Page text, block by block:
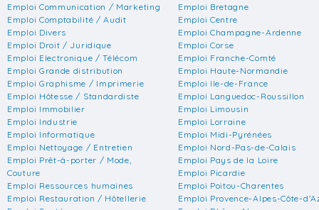
Emploi Communication / Marketing
Emploi Comptabilité / Audit
Emploi Divers
Emploi Droit / Juridique
Emploi Electronique / Télécom
Emploi Grande distribution
Emploi Graphisme / Imprimerie
Emploi Hôtesse / Standardiste
Emploi Immobilier
Emploi Industrie
Emploi Informatique
Emploi Nettoyage / Entretien
Emploi Prêt-à-porter / Mode,
Couture
Emploi Ressources humaines
Emploi Restauration / Hôtellerie
Emploi Bretagne
Emploi Centre
Emploi Champagne-Ardenne
Emploi Corse
Emploi Franche-Comté
Emploi Haute-Normandie
Emploi Ile-de-France
Emploi Languedoc-Roussillon
Emploi Limousin
Emploi Lorraine
Emploi Midi-Pyrénées
Emploi Nord-Pas-de-Calais
Emploi Pays de la Loire
Emploi Picardie
Emploi Poitou-Charentes
Emploi Provence-Alpes-Côte-